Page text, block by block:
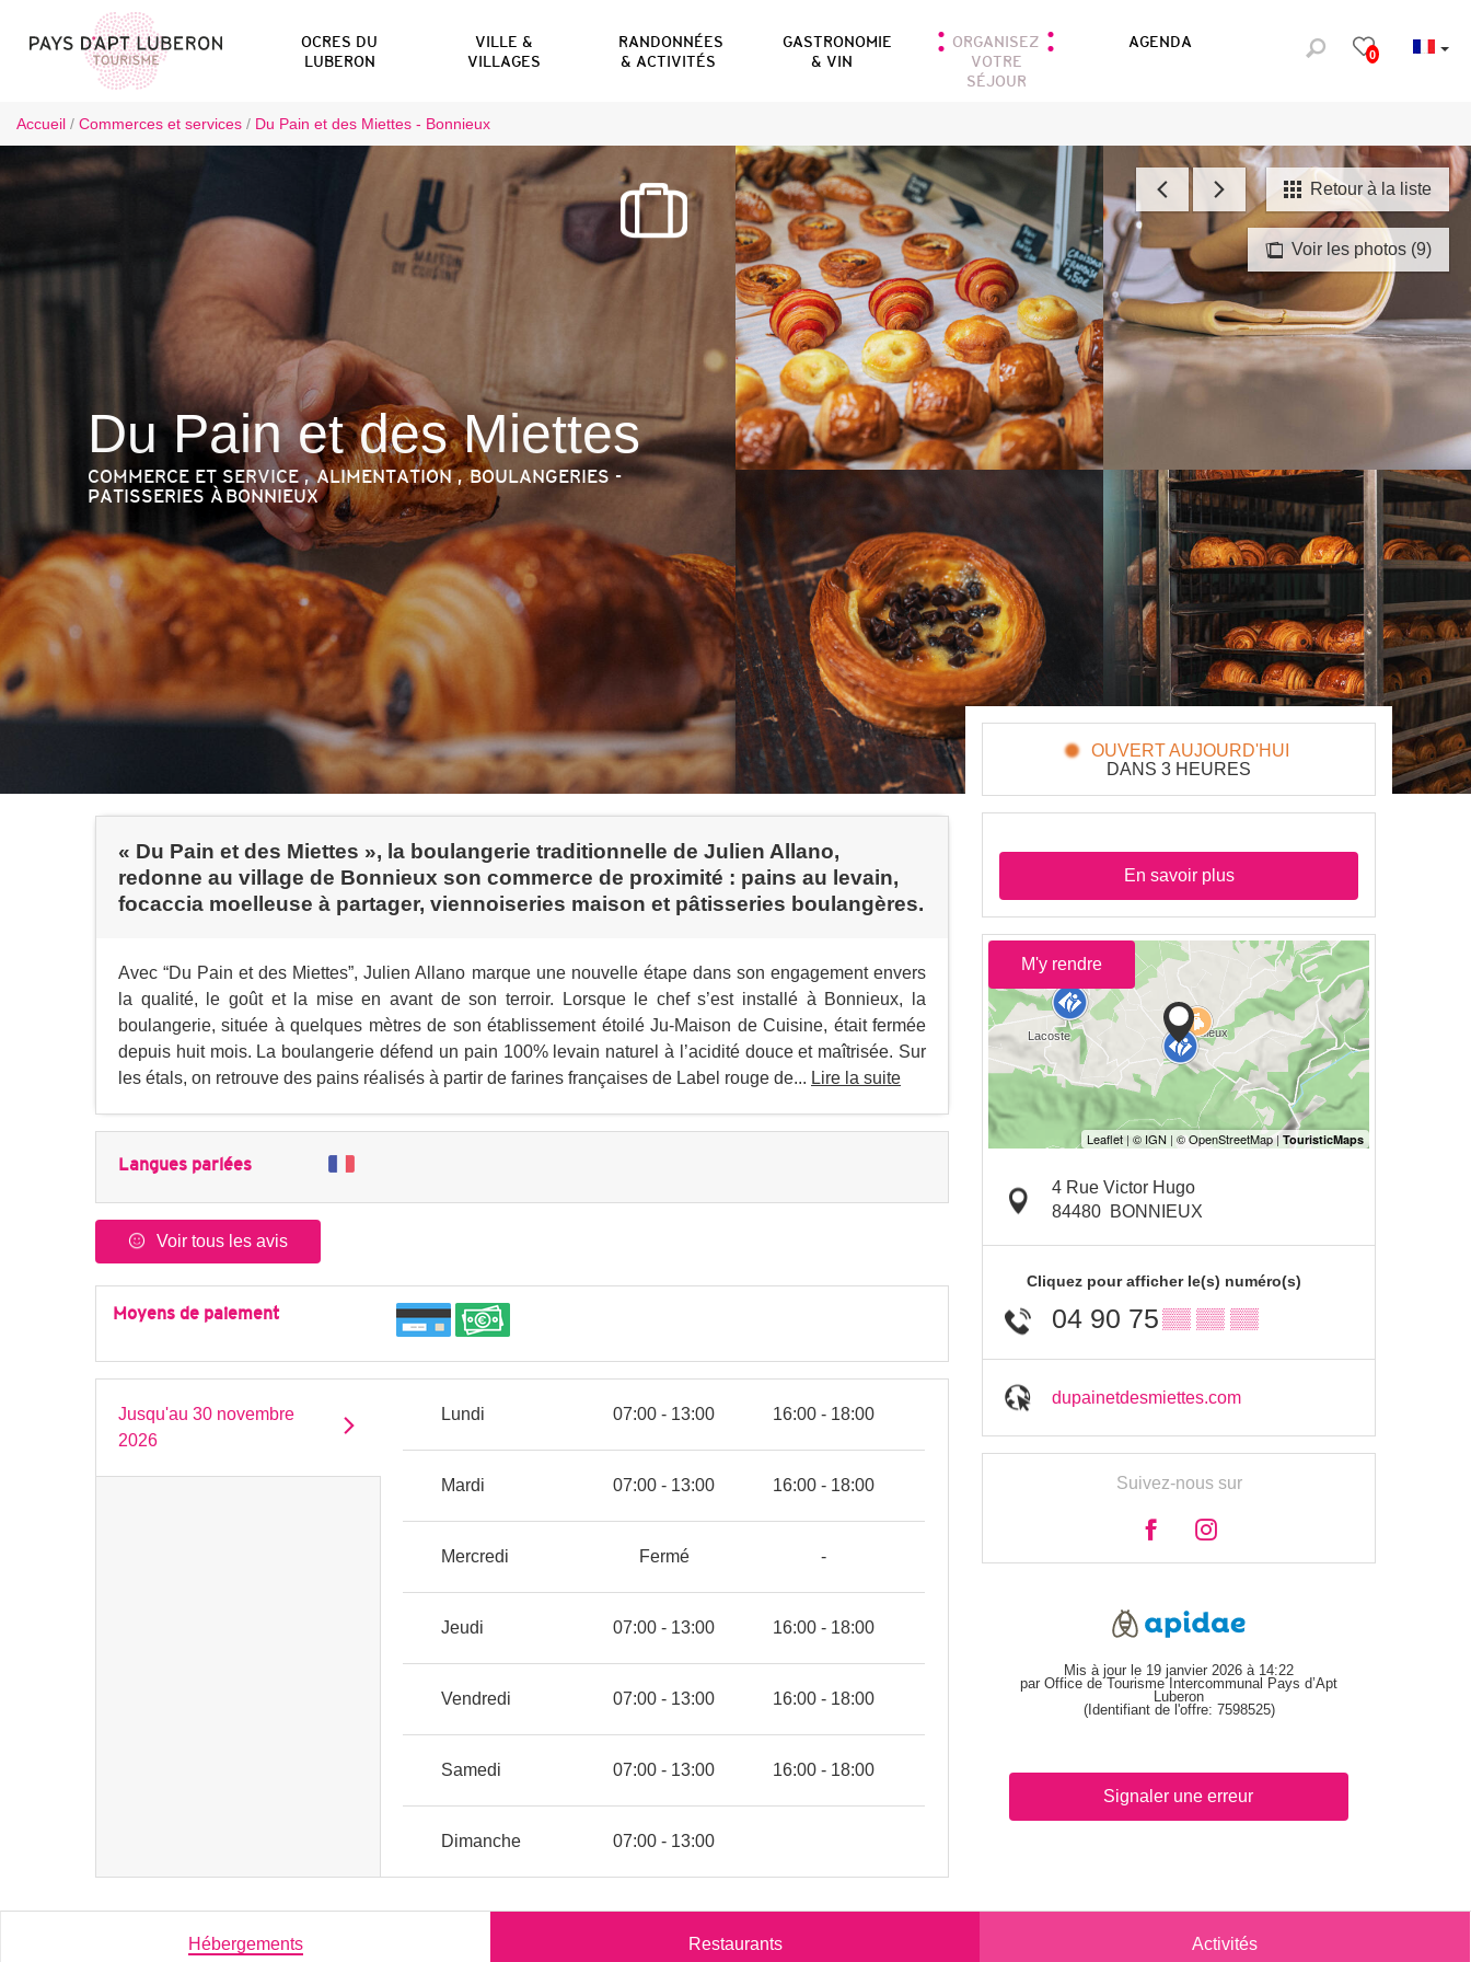
0
OCRES DU
LUBERON
VILLE &
VILLAGES
RANDONNÉES
& ACTIVITÉS
GASTRONOMIE
& VIN
ORGANISEZ
VOTRE
SÉJOUR
AGENDA
Accueil / Commerces et services / Du Pain et des Miettes - Bonnieux
Voir les photos (9)
Retour à la liste
Du Pain et des Miettes
COMMERCE ET SERVICE , ALIMENTATION , BOULANGERIES -
PATISSERIES À BONNIEUX
« Du Pain et des Miettes », la boulangerie traditionnelle de Julien Allano,
redonne au village de Bonnieux son commerce de proximité : pains au levain,
focaccia moelleuse à partager, viennoiseries maison et pâtisseries boulangères.
Avec “Du Pain et des Miettes”, Julien Allano marque une nouvelle étape dans son engagement envers
la qualité, le goût et la mise en avant de son terroir. Lorsque le chef s’est installé à Bonnieux, la
boulangerie, située à quelques mètres de son établissement étoilé Ju-Maison de Cuisine, était fermée
depuis huit mois. La boulangerie défend un pain 100% levain naturel à l’acidité douce et maîtrisée. Sur
les étals, on retrouve des pains réalisés à partir de farines françaises de Label rouge de... Lire la suite
Langues parlées
Voir tous les avis
Moyens de paiement
Jusqu'au 30 novembre
2026
Lundi 07:00 - 13:00 16:00 - 18:00
Mardi 07:00 - 13:00 16:00 - 18:00
Mercredi Fermé -
Jeudi 07:00 - 13:00 16:00 - 18:00
Vendredi 07:00 - 13:00 16:00 - 18:00
Samedi 07:00 - 13:00 16:00 - 18:00
Dimanche 07:00 - 13:00
OUVERT AUJOURD'HUI
DANS 3 HEURES
En savoir plus
M'y rendre
4 Rue Victor Hugo
84480 BONNIEUX
Cliquez pour afficher le(s) numéro(s)
04 90 75 ▒▒ ▒▒ ▒▒
dupainetdesmiettes.com
Suivez-nous sur
Mis à jour le 19 janvier 2026 à 14:22
par Office de Tourisme Intercommunal Pays d’Apt
Luberon
(Identifiant de l'offre: 7598525)
Signaler une erreur
Hébergements Restaurants Activités